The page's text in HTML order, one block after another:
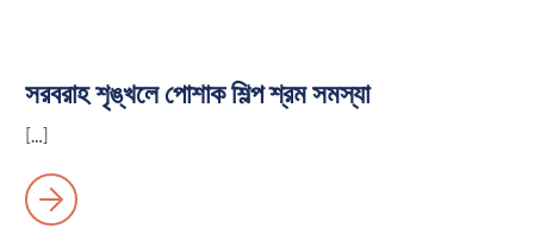
সরবরাহ শৃঙ্খলে পোশাক শিল্প শ্রম সমস্যা
[…]